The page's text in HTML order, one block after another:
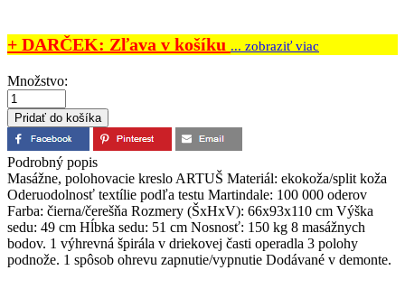
+ DARČEK: Zľava v košíku ... zobraziť viac
Množstvo:
Podrobný popis
Masážne, polohovacie kreslo ARTUŠ Materiál: ekokoža/split koža
Oderuodolnosť textílie podľa testu Martindale: 100 000 oderov
Farba: čierna/čerešňa Rozmery (ŠxHxV): 66x93x110 cm Výška
sedu: 49 cm Hĺbka sedu: 51 cm Nosnosť: 150 kg 8 masážnych
bodov. 1 výhrevná špirála v driekovej časti operadla 3 polohy
podnože. 1 spôsob ohrevu zapnutie/vypnutie Dodávané v demonte.